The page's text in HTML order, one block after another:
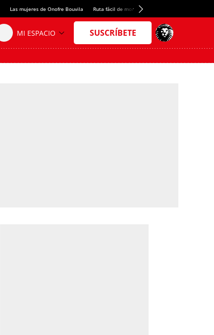
Las mujeres de Onofre Bouvila Ruta fácil de montaña